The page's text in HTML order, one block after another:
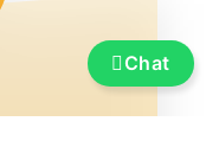
Chat